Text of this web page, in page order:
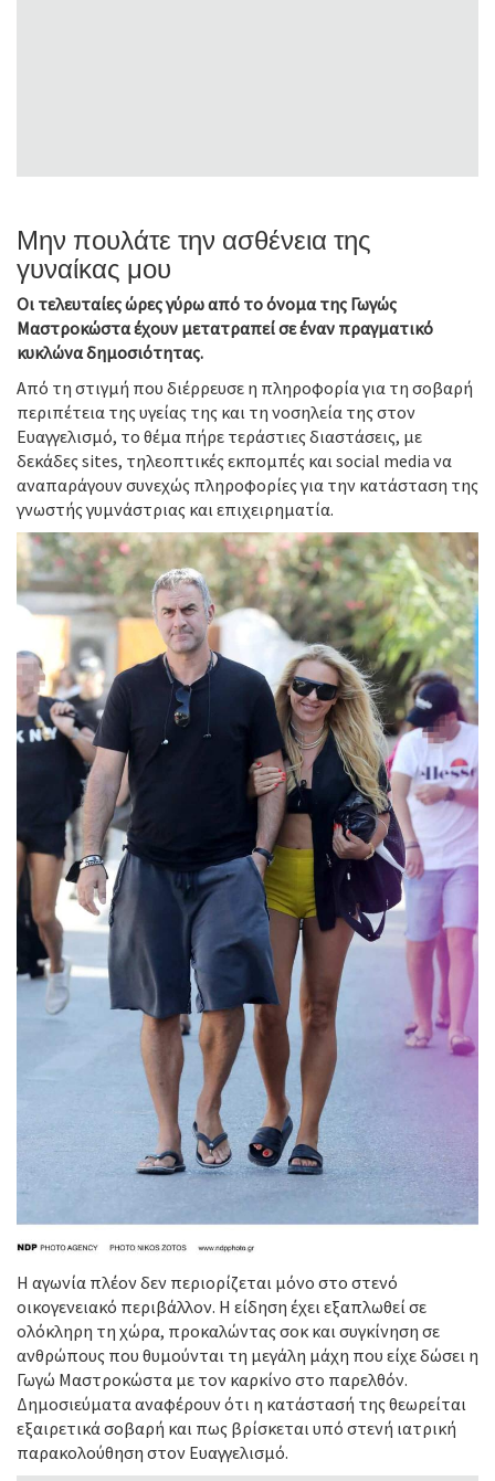
Μην πουλάτε την ασθένεια της
γυναίκας μου
Οι τελευταίες ώρες γύρω από το όνομα της Γωγώς
Μαστροκώστα έχουν μετατραπεί σε έναν πραγματικό
κυκλώνα δημοσιότητας.
Από τη στιγμή που διέρρευσε η πληροφορία για τη σοβαρή
περιπέτεια της υγείας της και τη νοσηλεία της στον
Ευαγγελισμό, το θέμα πήρε τεράστιες διαστάσεις, με
δεκάδες sites, τηλεοπτικές εκπομπές και social media να
αναπαράγουν συνεχώς πληροφορίες για την κατάσταση της
γνωστής γυμνάστριας και επιχειρηματία.
Η αγωνία πλέον δεν περιορίζεται μόνο στο στενό
οικογενειακό περιβάλλον. Η είδηση έχει εξαπλωθεί σε
ολόκληρη τη χώρα, προκαλώντας σοκ και συγκίνηση σε
ανθρώπους που θυμούνται τη μεγάλη μάχη που είχε δώσει η
Γωγώ Μαστροκώστα με τον καρκίνο στο παρελθόν.
Δημοσιεύματα αναφέρουν ότι η κατάστασή της θεωρείται
εξαιρετικά σοβαρή και πως βρίσκεται υπό στενή ιατρική
παρακολούθηση στον Ευαγγελισμό.